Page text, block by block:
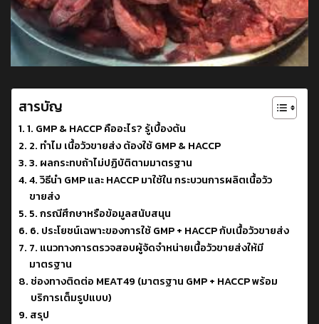
สารบัญ
1. GMP & HACCP คืออะไร? รู้เบื้องต้น
2. ทำไม เนื้อวัวขายส่ง ต้องใช้ GMP & HACCP
3. ผลกระทบถ้าไม่ปฏิบัติตามมาตรฐาน
4. วิธีนำ GMP และ HACCP มาใช้ใน กระบวนการผลิตเนื้อวัว
ขายส่ง
5. กรณีศึกษาหรือข้อมูลสนับสนุน
6. ประโยชน์เฉพาะของการใช้ GMP + HACCP กับเนื้อวัวขายส่ง
7. แนวทางการตรวจสอบผู้จัดจำหน่ายเนื้อวัวขายส่งให้มี
มาตรฐาน
ช่องทางติดต่อ MEAT49 (มาตรฐาน GMP + HACCP พร้อม
บริการเต็มรูปแบบ)
สรุป